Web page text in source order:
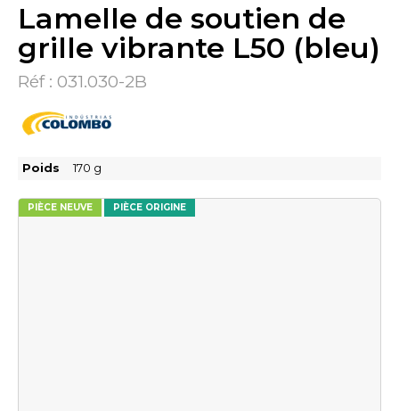
PIÈCE NEUVE PIÈCE ORIGINE
Lamelle de soutien de
grille vibrante L50 (bleu)
Réf : 031.030-2B
Poids 170 g